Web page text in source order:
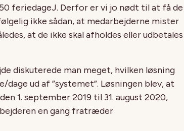
feriedageJ. Derfor er vi jo nødt til at få de
ikke sådan, at medarbejderne mister
at de ikke skal afholdes eller udbetales
diskuterede man meget, hvilken løsning
ud af ”systemet”. Løsningen blev, at
1. september 2019 til 31. august 2020,
en gang fratræder